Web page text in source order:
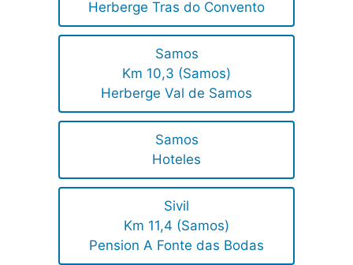
Herberge Tras do Convento
Samos
Km 10,3 (Samos)
Herberge Val de Samos
Samos
Hoteles
Sivil
Km 11,4 (Samos)
Pension A Fonte das Bodas